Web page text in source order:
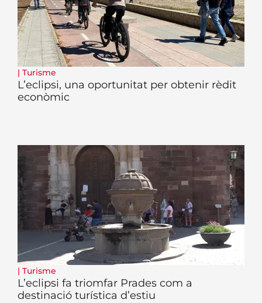
| Turisme
L’eclipsi, una oportunitat per obtenir rèdit
econòmic
| Turisme
L’eclipsi fa triomfar Prades com a
destinació turística d’estiu